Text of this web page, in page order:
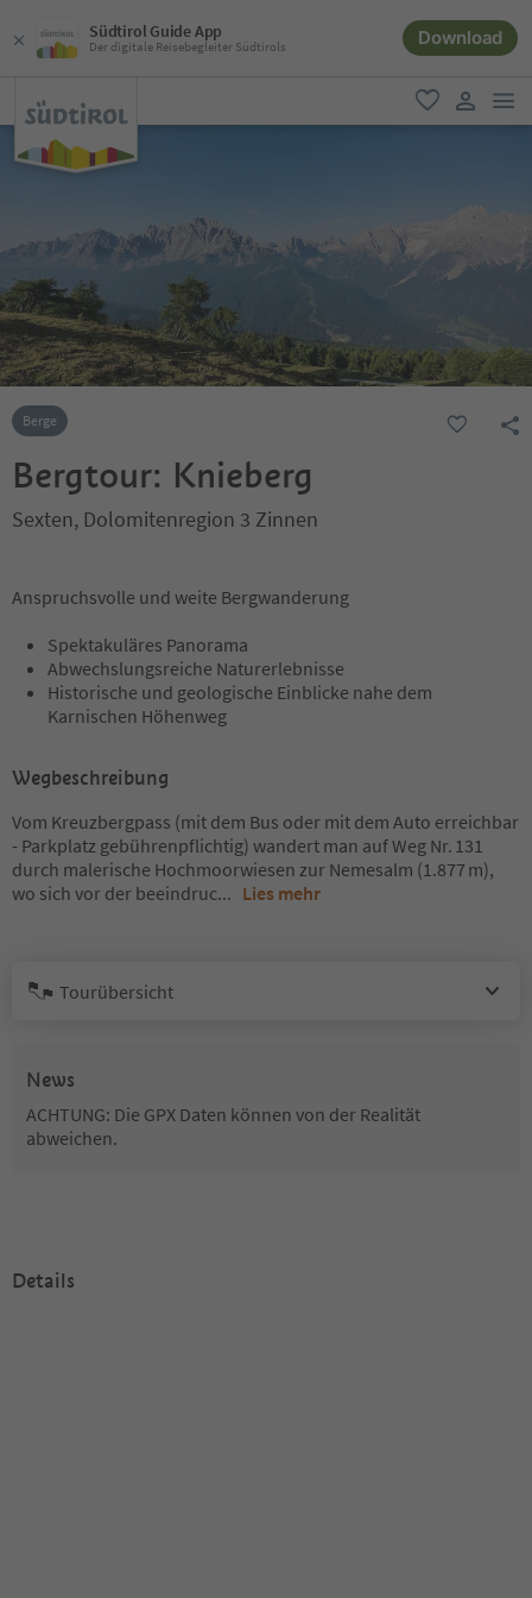
Südtirol Guide App
Der digitale Reisebegleiter Südtirols Download
favorit
user link
Berge
Bergtour: Knieberg
Sexten, Dolomitenregion 3 Zinnen
Anspruchsvolle und weite Bergwanderung
Spektakuläres Panorama
Abwechslungsreiche Naturerlebnisse
Historische und geologische Einblicke nahe dem
Karnischen Höhenweg
Wegbeschreibung
Vom Kreuzbergpass (mit dem Bus oder mit dem Auto erreichbar
- Parkplatz gebührenpflichtig) wandert man auf Weg Nr. 131
durch malerische Hochmoorwiesen zur Nemesalm (1.877 m),
wo sich vor der beeindruc... Lies mehr
Tourübersicht
News
ACHTUNG: Die GPX Daten können von der Realität
abweichen.
Details